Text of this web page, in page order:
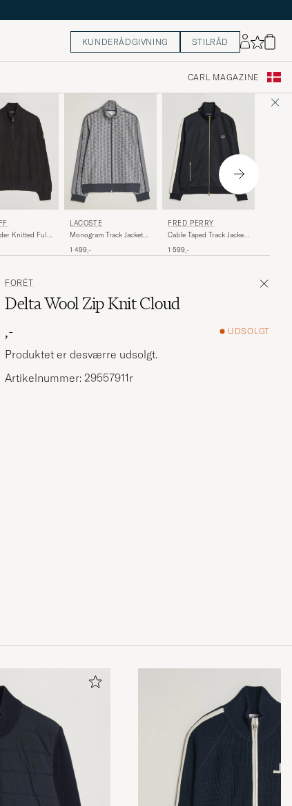
KUNDERÅDGIVNING STILRÅD
CARL MAGAZINE
Knitted Full
LACOSTE
Monogram Track Jacket
1 499,-
FRED PERRY
Cable Taped Track Jacket
1 599,-
FORÉT
Delta Wool Zip Knit Cloud
,-
UDSOLGT
Produktet er desværre udsolgt.
Artikelnummer: 29557911r